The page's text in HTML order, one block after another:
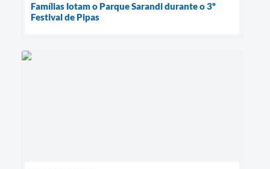
Famílias lotam o Parque Sarandi durante o 3º
Festival de Pipas